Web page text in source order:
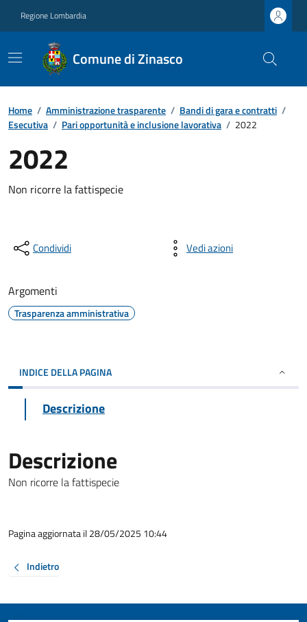
Regione Lombardia
Comune di Zinasco
Home / Amministrazione trasparente / Bandi di gara e contratti /
Esecutiva / Pari opportunità e inclusione lavorativa / 2022
2022
Non ricorre la fattispecie
Condividi Vedi azioni
Argomenti
Trasparenza amministrativa
INDICE DELLA PAGINA
Descrizione
Descrizione
Non ricorre la fattispecie
Pagina aggiornata il 28/05/2025 10:44
Indietro